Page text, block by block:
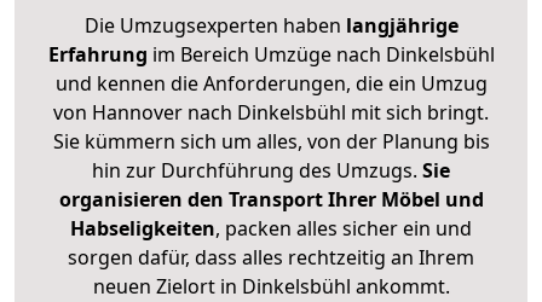
Die Umzugsexperten haben langjährige
Erfahrung im Bereich Umzüge nach Dinkelsbühl
und kennen die Anforderungen, die ein Umzug
von Hannover nach Dinkelsbühl mit sich bringt.
Sie kümmern sich um alles, von der Planung bis
hin zur Durchführung des Umzugs. Sie
organisieren den Transport Ihrer Möbel und
Habseligkeiten, packen alles sicher ein und
sorgen dafür, dass alles rechtzeitig an Ihrem
neuen Zielort in Dinkelsbühl ankommt.